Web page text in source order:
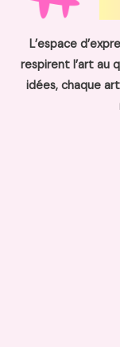
L’espace
respirent l’art au
idées, chaque